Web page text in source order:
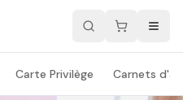
Carte Privilège Carnets